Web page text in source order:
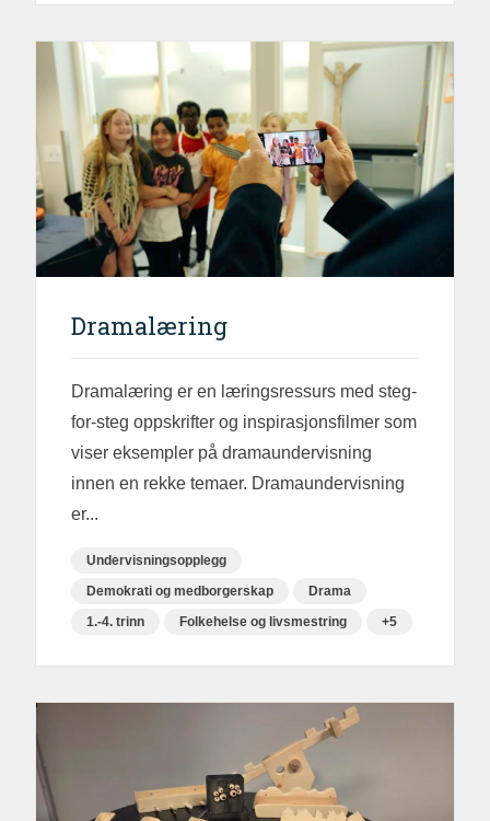
Dramalæring
Dramalæring er en læringsressurs med steg-
for-steg oppskrifter og inspirasjonsfilmer som
viser eksempler på dramaundervisning
innen en rekke temaer. Dramaundervisning
er...
Undervisningsopplegg
Demokrati og medborgerskap
Drama
1.-4. trinn
Folkehelse og livsmestring +5